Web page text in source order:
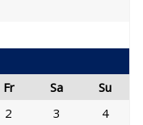
Fr Sa
Su
2 3
4